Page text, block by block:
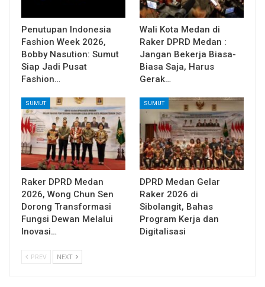
Penutupan Indonesia
Fashion Week 2026,
Bobby Nasution: Sumut
Siap Jadi Pusat
Fashion…
Wali Kota Medan di
Raker DPRD Medan :
Jangan Bekerja Biasa-
Biasa Saja, Harus
Gerak…
SUMUT
Raker DPRD Medan
2026, Wong Chun Sen
Dorong Transformasi
Fungsi Dewan Melalui
Inovasi…
SUMUT
DPRD Medan Gelar
Raker 2026 di
Sibolangit, Bahas
Program Kerja dan
Digitalisasi
PREV NEXT